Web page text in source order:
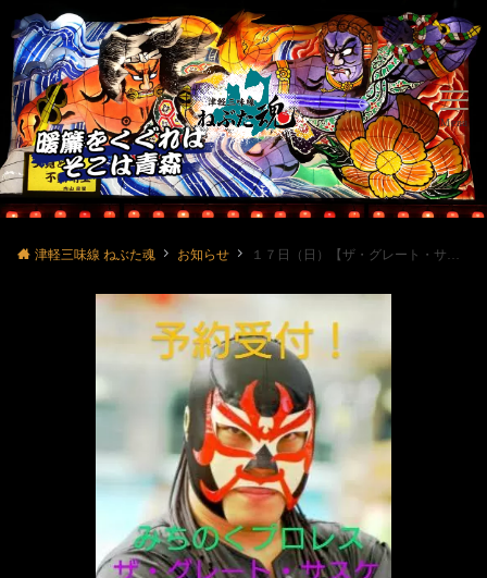
Menu
津軽三味線 ねぶた魂 お知らせ １７日（日）【ザ・グレート・サスケ】来店決定！